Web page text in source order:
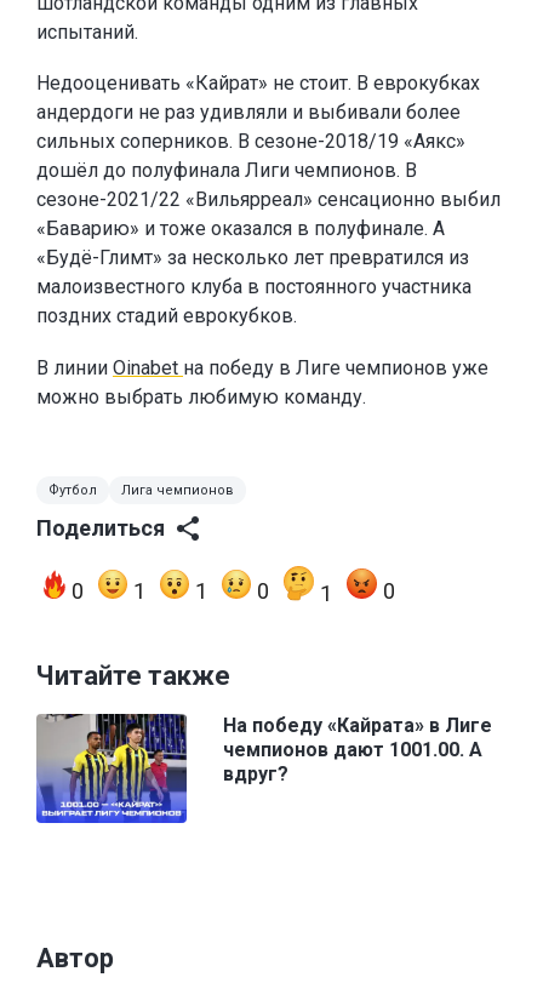
испытаний.
Недооценивать «Кайрат» не стоит. В еврокубках
андердоги не раз удивляли и выбивали более
сильных соперников. В сезоне-2018/19 «Аякс»
дошёл до полуфинала Лиги чемпионов. В
сезоне-2021/22 «Вильярреал» сенсационно выбил
«Баварию» и тоже оказался в полуфинале. А
«Будё-Глимт» за несколько лет превратился из
малоизвестного клуба в постоянного участника
поздних стадий еврокубков.
В линии Oinabet на победу в Лиге чемпионов уже
можно выбрать любимую команду.
Футбол Лига чемпионов
Поделиться
0 1 1 0 1 0
Читайте также
На победу «Кайрата» в Лиге
чемпионов дают 1001.00. А
вдруг?
Автор